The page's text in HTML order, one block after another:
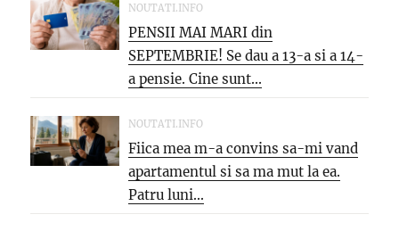
NOUTATI.INFO
PENSII MAI MARI din
SEPTEMBRIE! Se dau a 13-a si a 14-
a pensie. Cine sunt...
NOUTATI.INFO
Fiica mea m-a convins sa-mi vand
apartamentul si sa ma mut la ea.
Patru luni...